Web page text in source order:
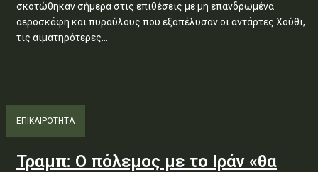
σκοτώθηκαν σήμερα στις επιθέσεις με μη επανδρωμένα
αεροσκάφη και πυραύλους που εξαπέλυσαν οι αντάρτες Χούθι,
τις αιματηρότερες...
ΕΠΙΚΑΙΡΟΤΗΤΑ
Τραμπ: Ο πόλεμος με το Ιράν «θα